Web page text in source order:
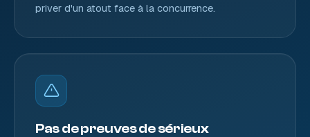
priver d'un atout face à la concurrence.
Pas de preuves de sérieux